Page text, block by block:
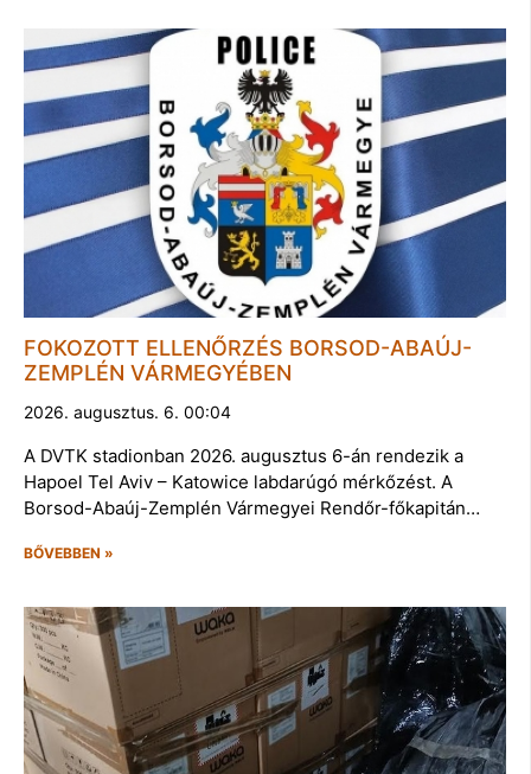
FOKOZOTT ELLENŐRZÉS BORSOD-ABAÚJ-
ZEMPLÉN VÁRMEGYÉBEN
2026. augusztus. 6. 00:04
A DVTK stadionban 2026. augusztus 6-án rendezik a
Hapoel Tel Aviv – Katowice labdarúgó mérkőzést. A
Borsod-Abaúj-Zemplén Vármegyei Rendőr-főkapitán…
BŐVEBBEN »